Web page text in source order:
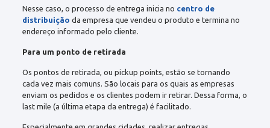
Nesse caso, o processo de entrega inicia no centro de
distribuição da empresa que vendeu o produto e termina no
endereço informado pelo cliente.
Para um ponto de retirada
Os pontos de retirada, ou pickup points, estão se tornando
cada vez mais comuns. São locais para os quais as empresas
enviam os pedidos e os clientes podem ir retirar. Dessa forma, o
last mile (a última etapa da entrega) é facilitado.